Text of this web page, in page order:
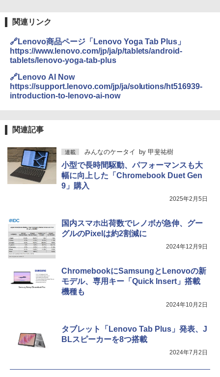
関連リンク
🔗Lenovo商品ページ「Lenovo Yoga Tab Plus」
https://www.lenovo.com/jp/ja/p/tablets/android-
tablets/lenovo-yoga-tab-plus
🔗Lenovo AI Now
https://support.lenovo.com/jp/ja/solutions/ht516939-
introduction-to-lenovo-ai-now
関連記事
連載 みんなのケータイ by 甲斐祐樹
小型で長時間駆動、パフォーマンスも大
幅に向上した「Chromebook Duet Gen
9」購入
2025年2月5日
国内スマホ出荷数でレノボが急伸、グー
グルのPixelは約2割減に
2024年12月9日
ChromebookにSamsungとLenovoの新
モデル、専用キー「Quick Insert」搭載
機種も
2024年10月2日
タブレット「Lenovo Tab Plus」発表、J
BLスピーカーを8つ搭載
2024年7月2日